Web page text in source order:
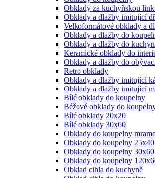
Obklady za kuchyňskou
Obklady a dlažby imitující
Velkoformátové obklady a
Obklady a dlažby do
Obklady a dlažby do
Keramické obklady do
Obklady a dlažby do
Retro obklady
Obklady a dlažby imitující
Obklady a dlažby imitující
Bílé obklady do koupelny
Béžové obklady do
Bílé obklady 20x20
Bílé obklady 30x60
Obklady do koupelny
Obklady do koupelny 25x40
Obklady do koupelny 30x60
Obklady do koupelny
Obklad cihla do kuchyně